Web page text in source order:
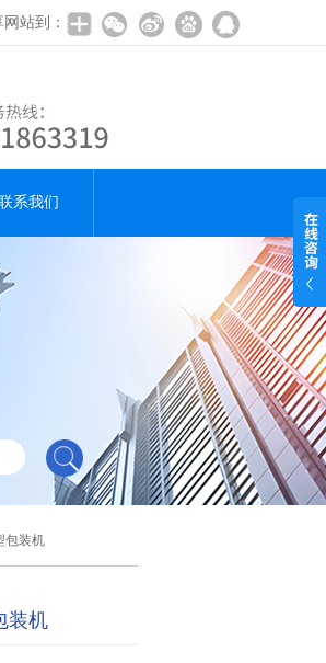
站到：
系我们
包装机
装机